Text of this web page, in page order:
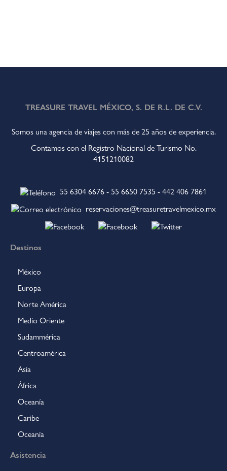
TREASURE TRAVEL MÉXICO, S. DE R.L. DE C.V.
Somos una agencia de viajes con más de 25 años de experiencia.
Contamos con el Registro Nacional de Turismo No.
4151210082
55 6304 6676 - 55 6650 7535 - 442 406 7861
reservaciones@treasuretravelmexico.mx
Destinos
México
Europa
Norte América
Medio Oriente
Sudammérica
Centroamérica
Asia
África
Oceanía
Caribe
Oceanía
Asistencia